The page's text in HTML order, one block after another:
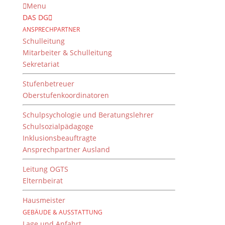
Menu
DAS DG
ANSPRECHPARTNER
Schulleitung
Mitarbeiter & Schulleitung
Sekretariat
Stufenbetreuer
Oberstufenkoordinatoren
Schulpsychologie und Beratungslehrer
Schulsozialpädagoge
Inklusionsbeauftragte
Ansprechpartner Ausland
Leitung OGTS
Elternbeirat
Hausmeister
GEBÄUDE & AUSSTATTUNG
Hohe Wertschätzung am
DG-Ehrungsabend
vonDientzenhofer-Gymnasium|20. Juli 2016